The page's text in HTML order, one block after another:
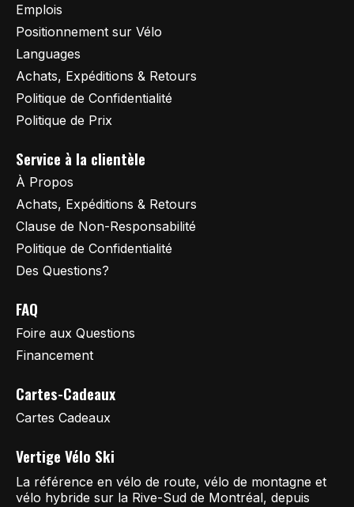
Emplois
Positionnement sur Vélo
Languages
Achats, Expéditions & Retours
Politique de Confidentialité
Politique de Prix
Service à la clientèle
À Propos
Achats, Expéditions & Retours
Clause de Non-Responsabilité
Politique de Confidentialité
Des Questions?
FAQ
Foire aux Questions
Financement
Cartes-Cadeaux
Cartes Cadeaux
Vertige Vélo Ski
La référence en vélo de route, vélo de montagne et
vélo hybride sur la Rive-Sud de Montréal, depuis